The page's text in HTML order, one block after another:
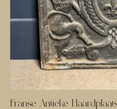
Franse Antieke